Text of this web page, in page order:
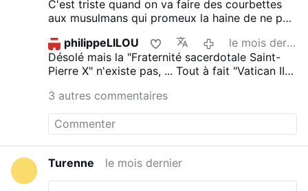
C'est triste quand on va faire des courbettes
aux musulmans qui promeux la haine de ne pas
philippeLILOU
le mois dernier
Désolé mais la "Fraternité sacerdotale Saint-
Pierre X" n'existe pas, ... Tout à fait "Vatican II
le moindre élément de nature spirituelle dans le
propos, alors que c'est le seul facteur
permettant d'expliquer la situation...
dit "journaliste" ?
3 autres commentaires
Turenne le mois dernier